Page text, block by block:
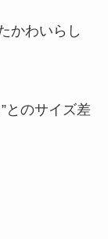
かわいらし
とのサイズ差